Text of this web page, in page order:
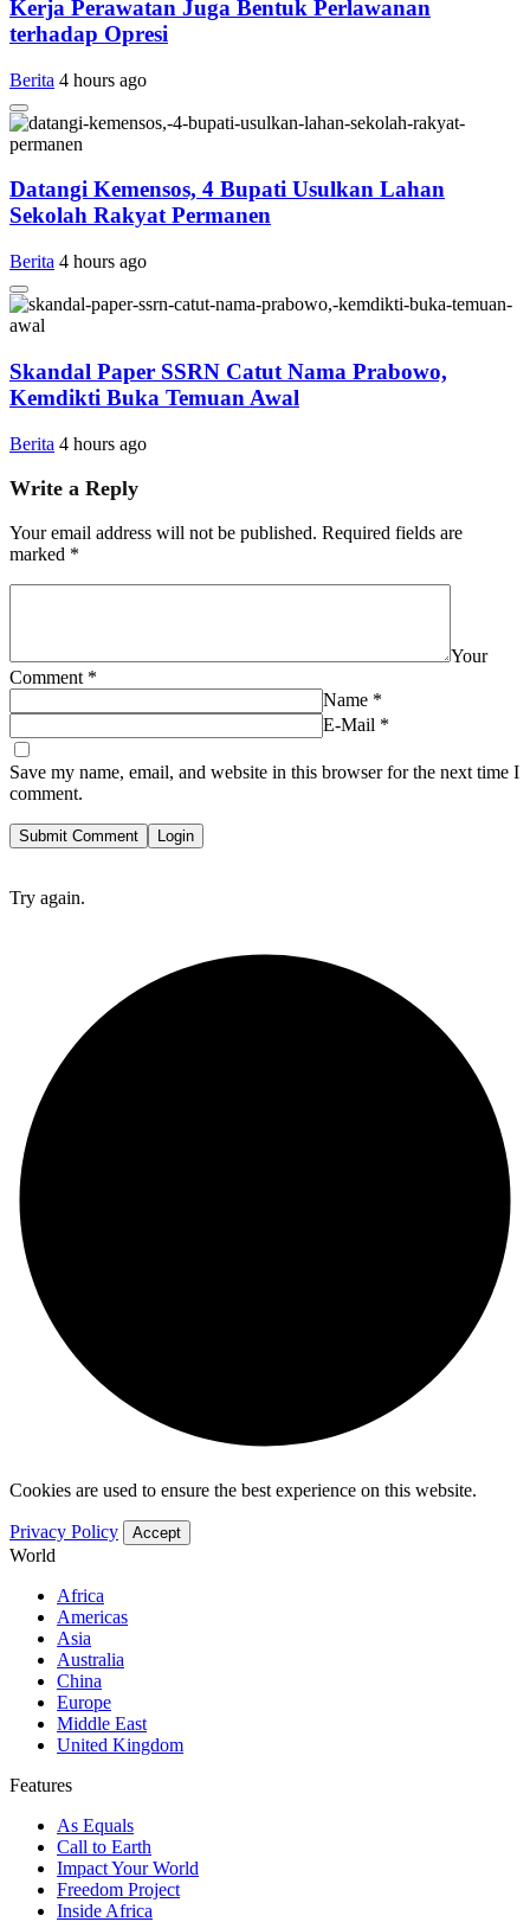
Kerja Perawatan Juga Bentuk Perlawanan
terhadap Opresi
Berita 4 hours ago
Datangi Kemensos, 4 Bupati Usulkan Lahan
Sekolah Rakyat Permanen
Berita 4 hours ago
Skandal Paper SSRN Catut Nama Prabowo,
Kemdikti Buka Temuan Awal
Berita 4 hours ago
Write a Reply
Your email address will not be published. Required fields are
marked *
Your
Comment *
Name *
E-Mail *
Save my name, email, and website in this browser for the next time I
comment.
Submit Comment Login
Try again.
Cookies are used to ensure the best experience on this website.
Privacy Policy Accept
World
Africa
Americas
Asia
Australia
China
Europe
Middle East
United Kingdom
Features
As Equals
Call to Earth
Impact Your World
Freedom Project
Inside Africa